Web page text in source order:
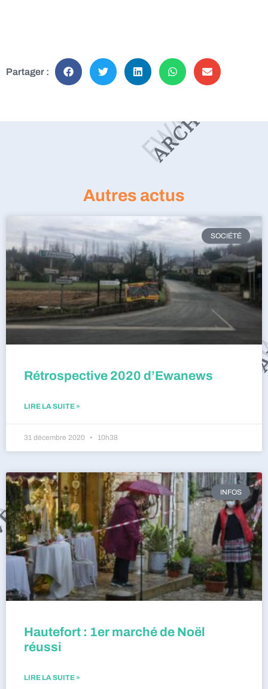
Partager :
Autres actus
SOCIÉTÉ
Rétrospective 2020 d’Ewanews
LIRE LA SUITE »
31 décembre 2020 10h38
INFOS
Hautefort : 1er marché de Noël
réussi
LIRE LA SUITE »